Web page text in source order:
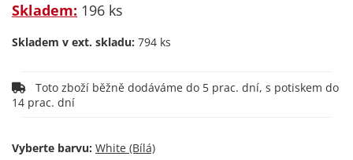
Skladem: 196 ks
Skladem v ext. skladu: 794 ks
14 prac. dní
Vyberte barvu: